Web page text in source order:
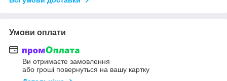
Умови оплати
Ви отримаєте замовлення
або гроші повернуться на вашу картку